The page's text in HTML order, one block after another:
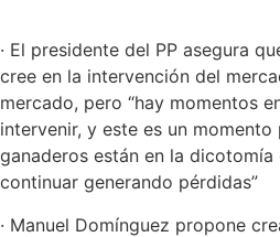
· El presidente del PP asegura
cree en la intervención del
mercado, pero “hay momentos
intervenir, y este es un
ganaderos están en la
continuar generando pérdidas”
· Manuel Domínguez propone